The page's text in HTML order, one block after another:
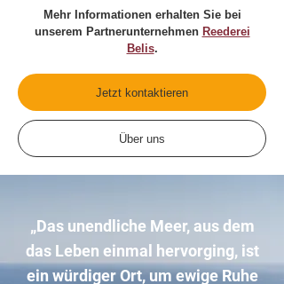
Mehr Informationen erhalten Sie bei
unserem Partnerunternehmen Reederei
Belis.
Jetzt kontaktieren
Über uns
„Das unendliche Meer, aus dem
das Leben einmal hervorging, ist
ein würdiger Ort, um ewige Ruhe